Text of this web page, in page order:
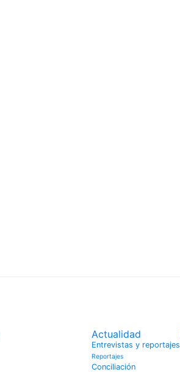
Actualidad
Entrevistas y reportajes
Reportajes
Conciliación